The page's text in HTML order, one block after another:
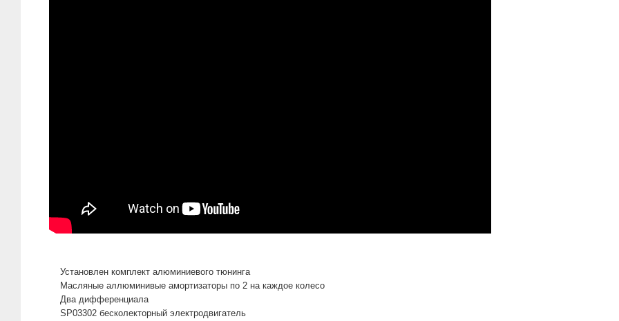
Установлен комплект алюминиевого тюнинга
Масляные аллюминивые амортизаторы по 2 на каждое колесо
Два дифференциала
SP03302 бесколекторный электродвигатель